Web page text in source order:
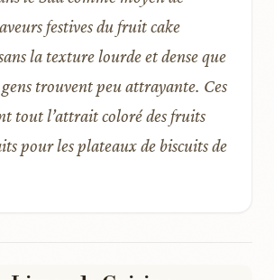
festives du fruit cake
la texture lourde et dense que
trouvent peu attrayante. Ces
tout l’attrait coloré des fruits
pour les plateaux de biscuits de